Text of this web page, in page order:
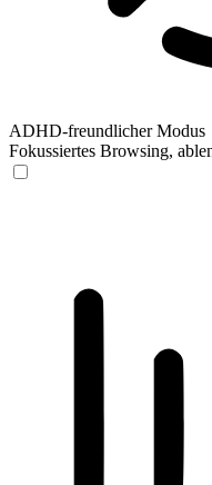
ADHD-freundlicher Modus
Fokussiertes Browsing,